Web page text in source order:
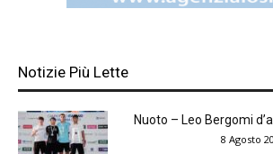
Notizie Più Lette
Nuoto – Leo Bergomi
8 Agosto